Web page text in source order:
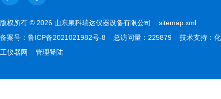
版权所有 © 2026 山东泉科瑞达仪器设备有限公司 sitemap.xml
备案号： 鲁ICP备2021021982号-8 总访问量：225879 技术支持： 化
工仪器网
管理登陆